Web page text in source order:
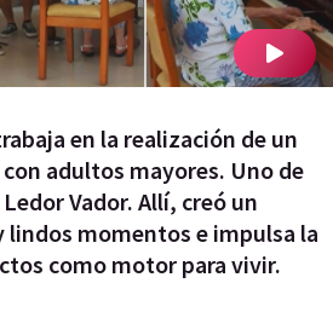
en la realización de un
adultos mayores. Uno de
Vador. Allí, creó un
lindos momentos e impulsa la
como motor para vivir.